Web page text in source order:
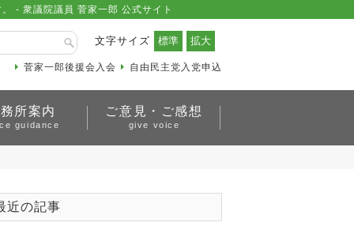
- 衆議院議員 菅家一郎 公式サイト
文字サイズ
自由民主党入党申込
菅家一郎後援会入会
所案内
guidance
ご意見・ご感想
give voice
近の記事